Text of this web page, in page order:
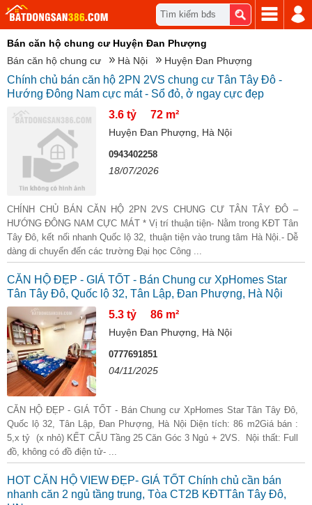
Tìm kiếm bđs
Bán căn hộ chung cư Huyện Đan Phượng
Bán căn hộ chung cư
Hà Nội Huyện Đan Phượng
Chính chủ bán căn hộ 2PN 2VS chung cư Tân Tây Đô -
Hướng Đông Nam cực mát - Sổ đỏ, ở ngay cực đẹp
3.6 tỷ
72 m²
Huyện Đan Phượng, Hà Nội
0943402258
18/07/2026
CHÍNH CHỦ BÁN CĂN HỘ 2PN 2VS CHUNG CƯ TÂN TÂY ĐÔ –
HƯỚNG ĐÔNG NAM CỰC MÁT * Vị trí thuận tiện- Nằm trong KĐT Tân
Tây Đô, kết nối nhanh Quốc lộ 32, thuận tiện vào trung tâm Hà Nội.- Dễ
dàng di chuyển đến các trường Đại học Công ...
CĂN HỘ ĐẸP - GIÁ TỐT - Bán Chung cư XpHomes Star
Tân Tây Đô, Quốc lộ 32, Tân Lập, Đan Phượng, Hà Nội
5.3 tỷ
86 m²
Huyện Đan Phượng, Hà Nội
0777691851
04/11/2025
CĂN HỘ ĐẸP - GIÁ TỐT - Bán Chung cư XpHomes Star Tân Tây Đô,
Quốc lộ 32, Tân Lập, Đan Phượng, Hà Nội Diện tích: 86 m2Giá bán :
5,x tỷ (x nhỏ) KẾT CẤU Tầng 25 Căn Góc 3 Ngủ + 2VS. Nội thất: Full
đồ, không có đồ điện tử- ...
HOT CĂN HỘ VIEW ĐẸP- GIÁ TỐT Chính chủ cần bán
nhanh căn 2 ngủ tầng trung, Tòa CT2B KĐTTân Tây Đô,